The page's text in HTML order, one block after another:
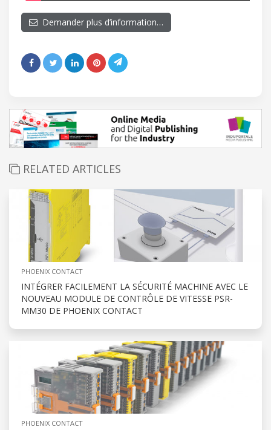
Demander plus d’information…
RELATED ARTICLES
PHOENIX CONTACT
INTÉGRER FACILEMENT LA SÉCURITÉ MACHINE AVEC LE
NOUVEAU MODULE DE CONTRÔLE DE VITESSE PSR-
MM30 DE PHOENIX CONTACT
PHOENIX CONTACT